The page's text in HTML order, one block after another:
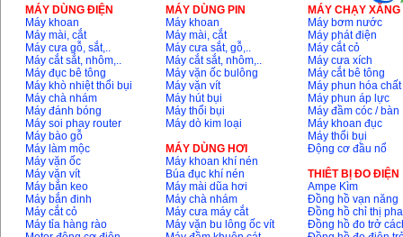
Giá: 7200000
Máy mài 100mm
Makita 9553B (710W)
Giá:1296000VND
MÁY DÙNG ĐIỆN
Máy khoan
Máy mài, cắt
Máy cưa gỗ, sắt,..
Máy cắt sắt, nhôm,..
Máy đục bê tông
Máy khò nhiệt thổi bụi
Máy chà nhám
Máy đánh bóng
Máy soi phay router
Máy bào gỗ
Máy làm mộc
Máy vặn ốc
Máy vặn vít
Máy bắn keo
Máy bắn đinh
Máy cắt cỏ
Máy tỉa hàng rào
MÁY DÙNG PIN
Máy khoan
Máy mài, cắt
Máy cưa sắt, gỗ,..
Máy cắt sắt, nhôm,..
Máy vặn ốc bulông
Máy vặn vít
Máy hút bụi
Máy thổi bụi
Máy dò kim loại
MÁY DÙNG HƠI
Máy khoan khí nén
Búa đục khí nén
Máy mài dũa hơi
Máy chà nhám
Máy cưa máy cắt
Máy vặn bu lông ốc vít
MÁY CHẠY
Máy bơm nước
Máy phát điện
Máy cắt cỏ
Máy cưa xích
Máy cắt bê tông
Máy phun hóa chất
Máy phun áp lực
Máy đầm cóc / bàn
Máy khoan đục
Máy thổi bụi
Động cơ đầu nổ
THIÊT BỊ ĐO ĐIỆN
Ampe Kìm
Đồng hồ vạn năng
Đồng hồ chỉ thị pha
Đồng hồ đo trở